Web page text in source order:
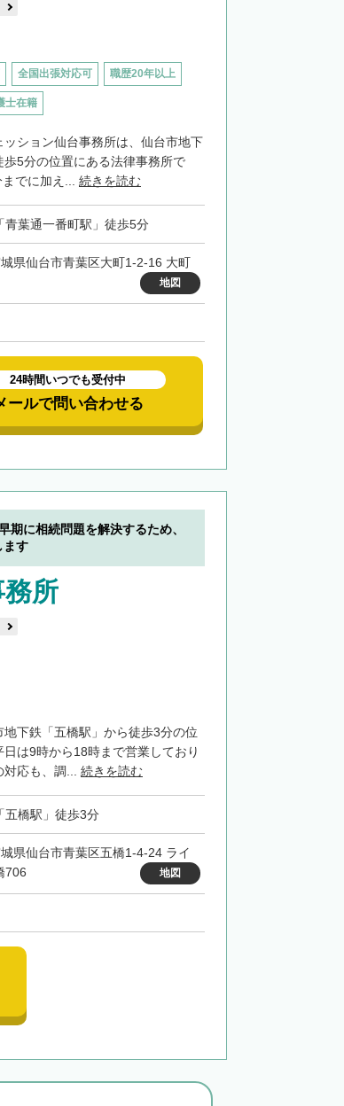
全国出張対応可 職歴20年以上
士在籍
ション仙台事務所は、仙台市地下
5分の位置にある法律事務所で
でに加え... 続きを読む
青葉通一番町駅」徒歩5分
県仙台市青葉区大町1-2-16 大町
地図
24時間いつでも受付中
ールで問い合わせる
期に相続問題を解決するため、
ます
所
下鉄「五橋駅」から徒歩3分の位
は9時から18時まで営業しており
対応も、調... 続きを読む
五橋駅」徒歩3分
県仙台市青葉区五橋1-4-24 ライ
706
地図